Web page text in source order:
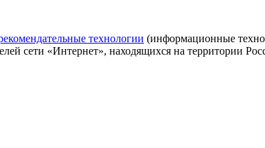
технологии (информационные
сети «Интернет», находящихся на территории